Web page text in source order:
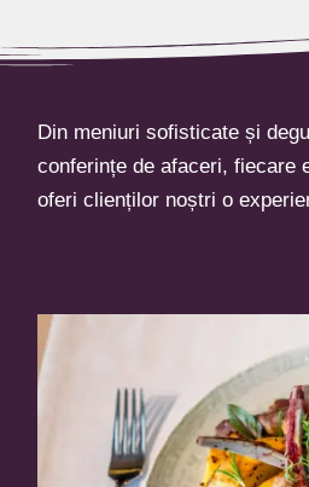
Din meniuri sofisticate și
conferințe de afaceri, fiecare
oferi clienților noștri o